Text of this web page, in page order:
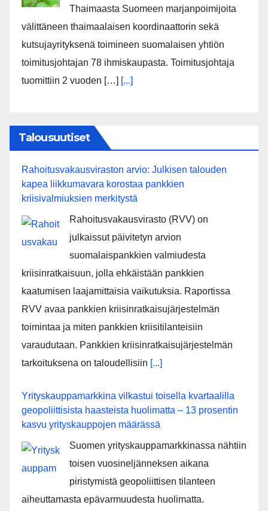
Thaimaasta Suomeen marjanpoimijoita
välittäneen thaimaalaisen koordinaattorin sekä
kutsujayrityksenä toimineen suomalaisen yhtiön
toimitusjohtajan 78 ihmiskaupasta. Toimitusjohtaja
tuomittiin 2 vuoden […] [...]
Talousuutiset
Rahoitusvakausviraston arvio: Julkisen talouden
kapea liikkumavara korostaa pankkien
kriisivalmiuksien merkitystä
Rahoitusvakausvirasto (RVV) on
julkaissut päivitetyn arvion
suomalaispankkien valmiudesta
kriisinratkaisuun, jolla ehkäistään pankkien
kaatumisen laajamittaisia vaikutuksia. Raportissa
RVV avaa pankkien kriisinratkaisujärjestelmän
toimintaa ja miten pankkien kriisitilanteisiin
varaudutaan. Pankkien kriisinratkaisujärjestelmän
tarkoituksena on taloudellisiin [...]
Yrityskauppamarkkina vilkastui toisella kvartaalilla
geopoliittisista haasteista huolimatta – 13 prosentin
kasvu yrityskauppojen määrässä
Suomen yrityskauppamarkkinassa nähtiin
toisen vuosineljänneksen aikana
piristymistä geopoliittisen tilanteen
aiheuttamasta epävarmuudesta huolimatta.